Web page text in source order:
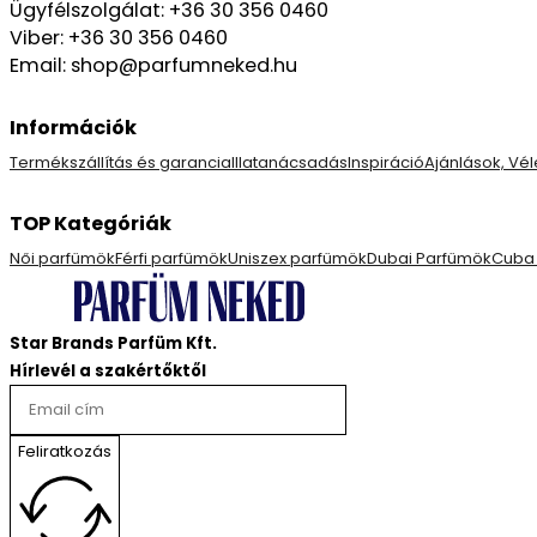
Ügyfélszolgálat: +36 30 356 0460
Viber: +36 30 356 0460
Email: shop@parfumneked.hu
Információk
Termékszállítás és garanciaIllatanácsadásInspirációAjánlások,
TOP Kategóriák
Női parfümökFérfi parfümökUniszex parfümökDubai Parfümök
Star Brands Parfüm Kft.
Hírlevél a szakértőktől
Feliratkozás